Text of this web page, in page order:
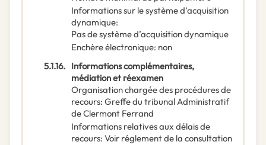
Informations sur le système d’acquisition
dynamique:
Pas de système d’acquisition dynamique
Enchère électronique: non
5.1.16. Informations complémentaires,
médiation et réexamen
Organisation chargée des procédures de
recours: Greffe du tribunal Administratif
de Clermont Ferrand
Informations relatives aux délais de
recours: Voir réglement de la consultation